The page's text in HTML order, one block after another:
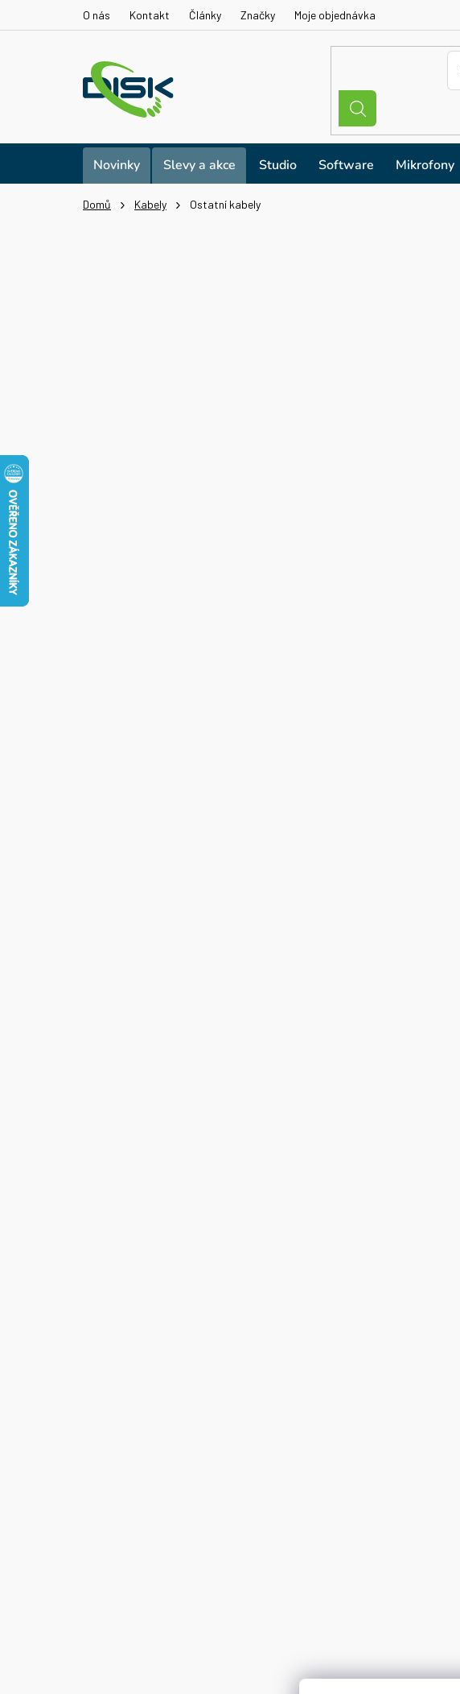
O nás Kontakt Články Značky Moje objednávka
Novinky Slevy a akce Studio Software Mikrofony
Domů Kabely Ostatní kabely